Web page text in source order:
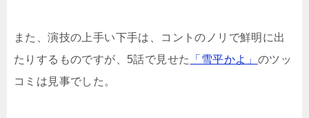
また、演技の上手い下手は、コントのノリで鮮明に出
たりするものですが、5話で見せた
「雪平かよ」 のツッ
コミは見事でした。